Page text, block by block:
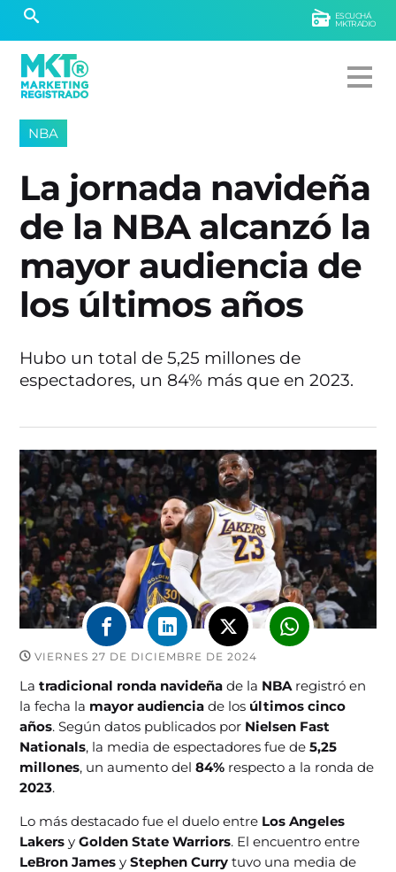
ESCUCHÁ
MKTRADIO
NBA
La jornada navideña
de la NBA alcanzó la
mayor audiencia de
los últimos años
Hubo un total de 5,25 millones de
espectadores, un 84% más que en 2023.
VIERNES 27 DE DICIEMBRE DE 2024
Latradicional ronda navideñade la NBA registró en
la fecha la mayor audienciade los últimos cinco
años. Según datos publicados por Nielsen Fast
Nationals, la media de espectadores fue de5,25
millones, un aumento del84% respecto a la ronda de
2023.
Lo más destacado fue el duelo entre Los Angeles
LakersyGolden State Warriors. El encuentro entre
LeBron JamesyStephen Currytuvo una media de